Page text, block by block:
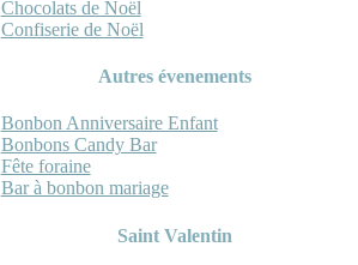
Chocolats de Noël
Confiserie de Noël
Autres évenements
Bonbon Anniversaire Enfant
Bonbons Candy Bar
Fête foraine
Bar à bonbon mariage
Saint Valentin